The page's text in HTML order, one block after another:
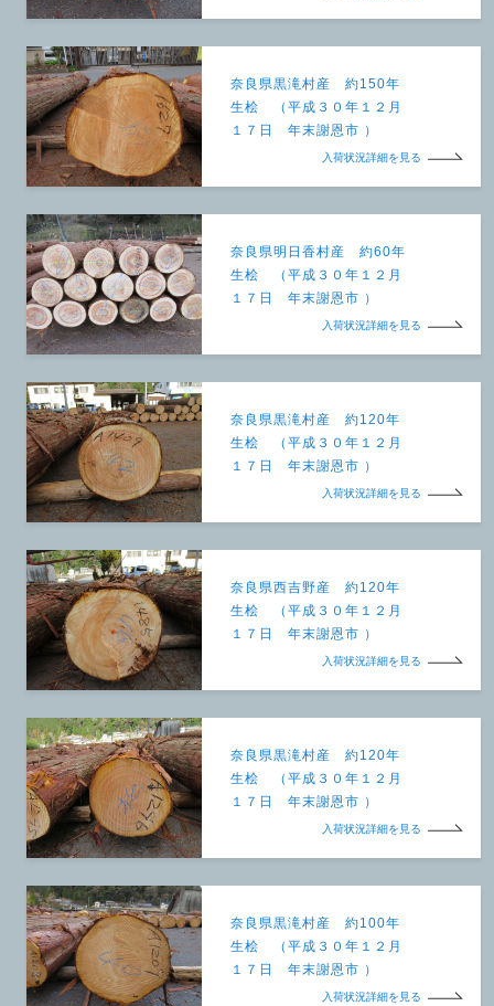
奈良県黒滝村産 約150年
生桧 （平成３０年１２月
１７日 年末謝恩市 ）
入荷状況詳細を見る
奈良県明日香村産 約60年
生桧 （平成３０年１２月
１７日 年末謝恩市 ）
入荷状況詳細を見る
奈良県黒滝村産 約120年
生桧 （平成３０年１２月
１７日 年末謝恩市 ）
入荷状況詳細を見る
奈良県西吉野産 約120年
生桧 （平成３０年１２月
１７日 年末謝恩市 ）
入荷状況詳細を見る
奈良県黒滝村産 約120年
生桧 （平成３０年１２月
１７日 年末謝恩市 ）
入荷状況詳細を見る
奈良県黒滝村産 約100年
生桧 （平成３０年１２月
１７日 年末謝恩市 ）
入荷状況詳細を見る